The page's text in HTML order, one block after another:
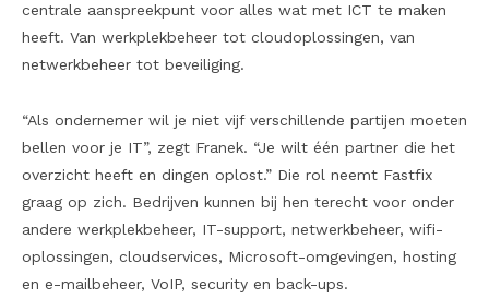
centrale aanspreekpunt voor alles wat met ICT te maken
heeft. Van werkplekbeheer tot cloudoplossingen, van
netwerkbeheer tot beveiliging.
“Als ondernemer wil je niet vijf verschillende partijen moeten
bellen voor je IT”, zegt Franek. “Je wilt één partner die het
overzicht heeft en dingen oplost.” Die rol neemt Fastfix
graag op zich. Bedrijven kunnen bij hen terecht voor onder
andere werkplekbeheer, IT-support, netwerkbeheer, wifi-
oplossingen, cloudservices, Microsoft-omgevingen, hosting
en e-mailbeheer, VoIP, security en back-ups.